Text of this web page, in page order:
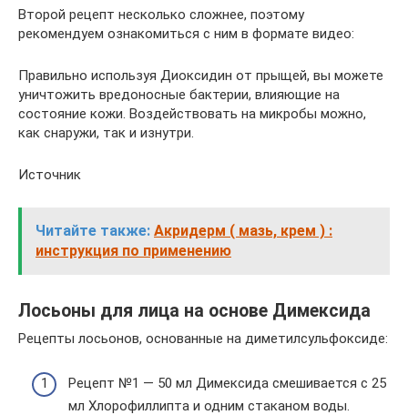
Второй рецепт несколько сложнее, поэтому
рекомендуем ознакомиться с ним в формате видео:
Правильно используя Диоксидин от прыщей, вы можете
уничтожить вредоносные бактерии, влияющие на
состояние кожи. Воздействовать на микробы можно,
как снаружи, так и изнутри.
Источник
Читайте также: Акридерм ( мазь, крем ) :
инструкция по применению
Лосьоны для лица на основе Димексида
Рецепты лосьонов, основанные на диметилсульфоксиде:
Рецепт №1 — 50 мл Димексида смешивается с 25
мл Хлорофиллипта и одним стаканом воды.